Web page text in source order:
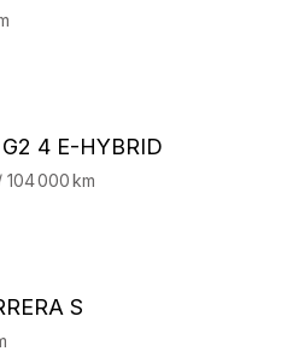
4 E-HYBRID
000 km
S